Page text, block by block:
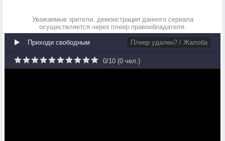
Уважаемые зрители, демонстрация данного сериала
осуществляется через плеер правообладателя.
Приходи свободным Плеер удален? / Жалоба
0/10 (0 чел.)